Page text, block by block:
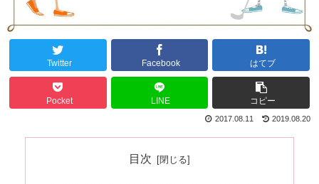
Twitter Facebook はてブ
Pocket LINE コピー
2019.08.20
2017.08.11
目次